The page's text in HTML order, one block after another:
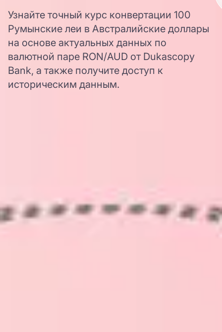
Узнайте точный курс конвертации 100
Румынские леи в Австралийские доллары
на основе актуальных данных по
валютной паре RON/AUD от Dukascopy
Bank, а также получите доступ к
историческим данным.